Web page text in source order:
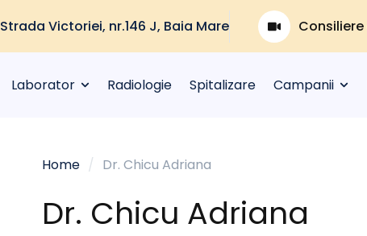
Strada Victoriei, nr.146 J, Baia Mare
Laborator Radiologie Spitalizare Campanii
Home / Dr. Chicu Adriana
Dr. Chicu Adriana